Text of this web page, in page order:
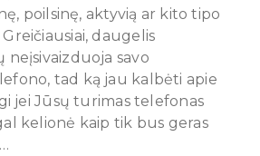
poilsinę, aktyvią ar kito tipo
daugelis
neįsivaizduoja savo
tad ką jau kalbėti apie
jei Jūsų turimas telefonas
kelionė kaip tik bus geras